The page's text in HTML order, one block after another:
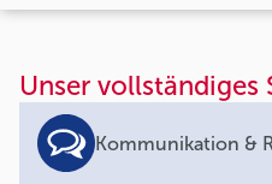
Unser vollständiges
Kommunikation &